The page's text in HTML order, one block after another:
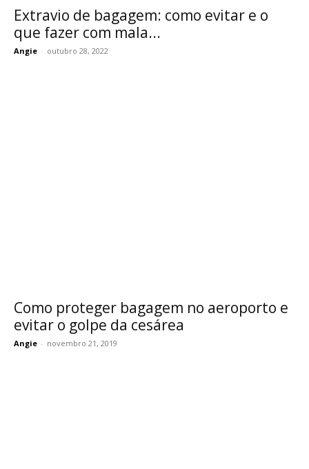
Extravio de bagagem: como evitar e o
que fazer com mala...
Angie - outubro 28, 2022
Como proteger bagagem no aeroporto e
evitar o golpe da cesárea
Angie - novembro 21, 2019